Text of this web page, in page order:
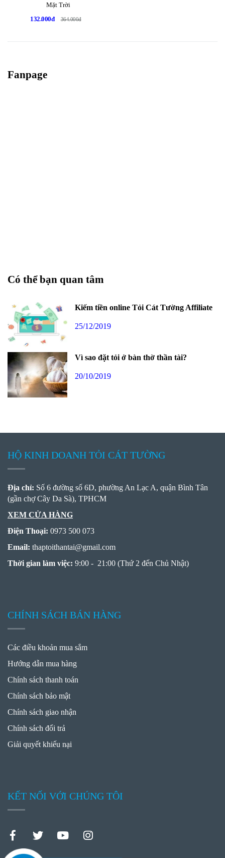
Mặt Trời
132.000đ
364.000đ
Fanpage
Có thể bạn quan tâm
Kiếm tiền online Tỏi Cát Tường Affiliate
25/12/2019
Vì sao đặt tỏi ở bàn thờ thần tài?
20/10/2019
HỘ KINH DOANH TỎI CÁT TƯỜNG
Địa chỉ: Số 6 đường số 6D, phường An Lạc A, quận Bình Tân
(gần chợ Cây Da Sà), TPHCM
XEM CỬA HÀNG
Điện Thoại: 0973 500 073
Email: thaptoithantai@gmail.com
Thời gian làm việc: 9:00 - 21:00 (Thứ 2 đến Chủ Nhật)
CHÍNH SÁCH BÁN HÀNG
Các điều khoản mua sắm
Hướng dẫn mua hàng
Chính sách thanh toán
Chính sách bảo mật
Chính sách giao nhận
Chính sách đổi trả
Giải quyết khiếu nại
KẾT NỐI VỚI CHÚNG TÔI